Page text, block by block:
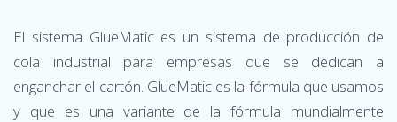
El sistema GlueMatic es un sistema de producción de
cola industrial para empresas que se dedican a
enganchar el cartón. GlueMatic es la fórmula que usamos
y que es una variante de la fórmula mundialmente